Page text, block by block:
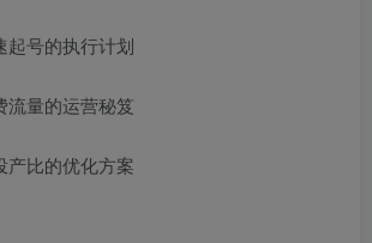
起号的执行计划
流量的运营秘笈
产比的优化方案